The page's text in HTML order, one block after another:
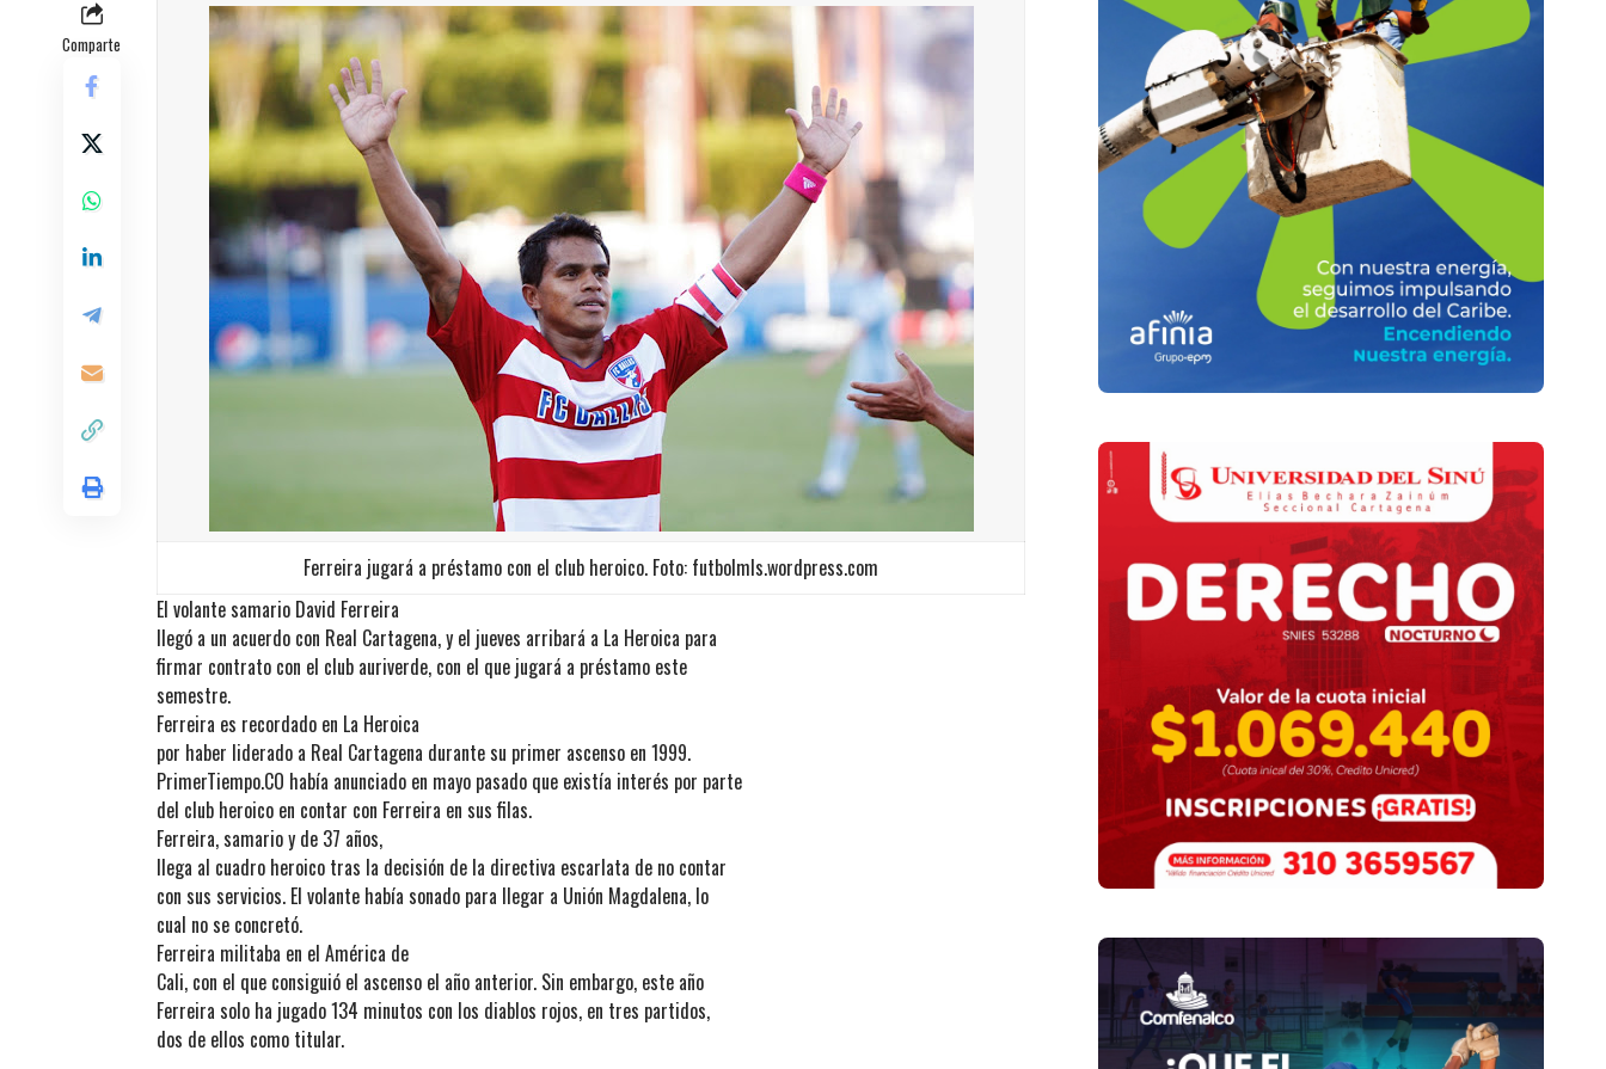
Comparte
Ferreira jugará a préstamo con el club heroico. Foto: futbolmls.wordpress.com
El volante samario David Ferreira
llegó a un acuerdo con Real Cartagena, y el jueves arribará a La Heroica para
firmar contrato con el club auriverde, con el que jugará a préstamo este
semestre.
Ferreira es recordado en La Heroica
por haber liderado a Real Cartagena durante su primer ascenso en 1999.
PrimerTiempo.CO había anunciado en mayo pasado que existía interés por parte
del club heroico en contar con Ferreira en sus filas.
Ferreira, samario y de 37 años,
llega al cuadro heroico tras la decisión de la directiva escarlata de no contar
con sus servicios. El volante había sonado para llegar a Unión Magdalena, lo
cual no se concretó.
Ferreira militaba en el América de
Cali, con el que consiguió el ascenso el año anterior. Sin embargo, este año
Ferreira solo ha jugado 134 minutos con los diablos rojos, en tres partidos,
dos de ellos como titular.